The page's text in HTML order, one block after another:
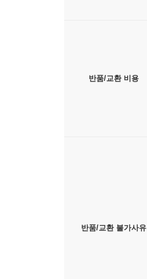
반품/교환 비용
반품/교환 불가사유